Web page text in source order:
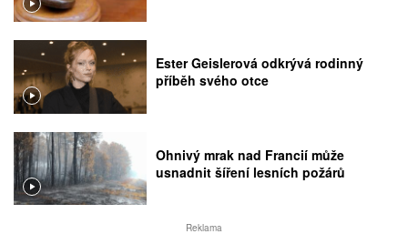
Ester Geislerová odkrývá rodinný
příběh svého otce
Ohnivý mrak nad Francií může
usnadnit šíření lesních požárů
Reklama